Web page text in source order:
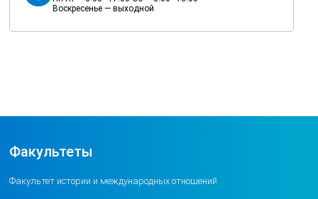
Воскресенье — выходной
Факультеты
Факультет истории и международных отношений